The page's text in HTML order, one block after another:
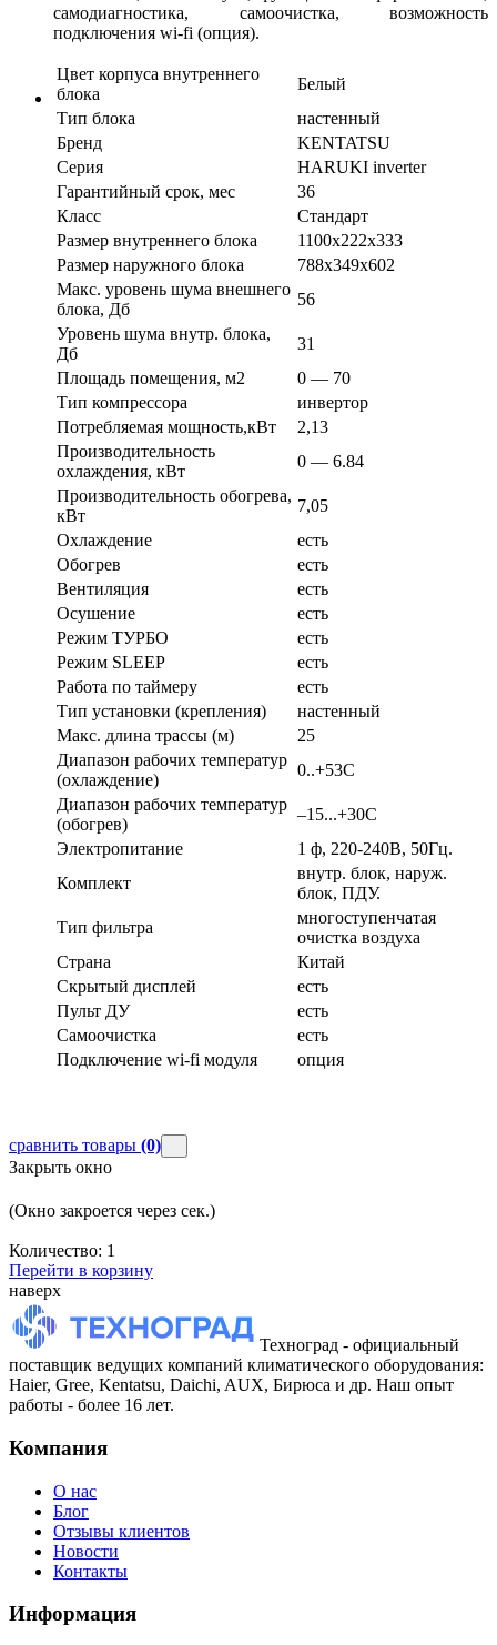
самодиагностика, самоочистка, возможность
подключения wi-fi (опция).
Цвет корпуса внутреннего
блока
Белый
Тип блока
настенный
Бренд
KENTATSU
Серия
HARUKI inverter
Гарантийный срок, мес
36
Класс
Стандарт
Размер внутреннего блока
1100х222х333
Размер наружного блока
788х349х602
Макс. уровень шума внешнего
блока, Дб
56
Уровень шума внутр. блока,
Дб
31
Площадь помещения, м2
0 — 70
Тип компрессора
инвертор
Потребляемая мощность,кВт
2,13
Производительность
охлаждения, кВт
0 — 6.84
Производительность обогрева,
кВт
7,05
Охлаждение
есть
Обогрев
есть
Вентиляция
есть
Осушение
есть
Режим ТУРБО
есть
Режим SLEEP
есть
Работа по таймеру
есть
Тип установки (крепления)
настенный
Макс. длина трассы (м)
25
Диапазон рабочих температур
(охлаждение)
0..+53С
Диапазон рабочих температур
(обогрев)
–15...+30С
Электропитание
1 ф, 220-240В, 50Гц.
Комплект
внутр. блок, наруж.
блок, ПДУ.
Тип фильтра
многоступенчатая
очистка воздуха
Страна
Китай
Скрытый дисплей
есть
Пульт ДУ
есть
Самоочистка
есть
Подключение wi-fi модуля
опция
сравнить товары (0)
Закрыть окно
(Окно закроется через сек.)
Количество: 1
Перейти в корзину
наверх
Техноград - официальный
поставщик ведущих компаний климатического оборудования:
Haier, Gree, Kentatsu, Daichi, AUX, Бирюса и др. Наш опыт
работы - более 16 лет.
Компания
О нас
Блог
Отзывы клиентов
Новости
Контакты
Информация